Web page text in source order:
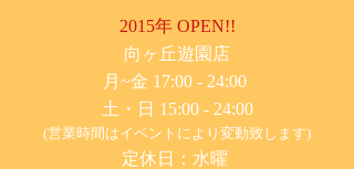
2015年 OPEN!!
​向ヶ丘遊園店
月~金 17:00 - 24:00
土・日 15:00 - 24:00
(営業時間はイベントにより変動致します)
定休日：水曜